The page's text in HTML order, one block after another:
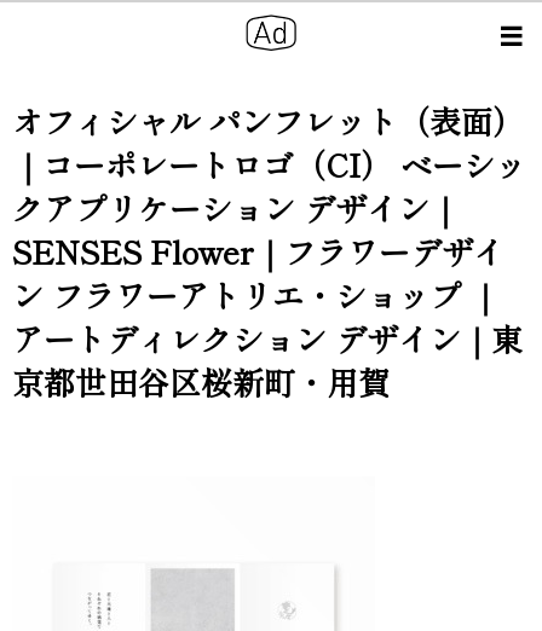
オフィシャル パンフレット（表面）
｜コーポレートロゴ（CI） ベーシッ
クアプリケーション デザイン｜
SENSES Flower｜フラワーデザイ
ン フラワーアトリエ・ショップ ｜
アートディレクション デザイン｜東
京都世田谷区桜新町・用賀